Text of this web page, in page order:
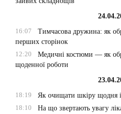
16:07
Тимчасова дружина: як
перших сторінок
12:20
Медичні костюми — як
щоденної роботи
18:19
Як очищати шкіру щодня
18:10
На що звертають увагу